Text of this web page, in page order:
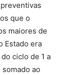
que o
maiores de
Estado era
ciclo de 1 a
ao